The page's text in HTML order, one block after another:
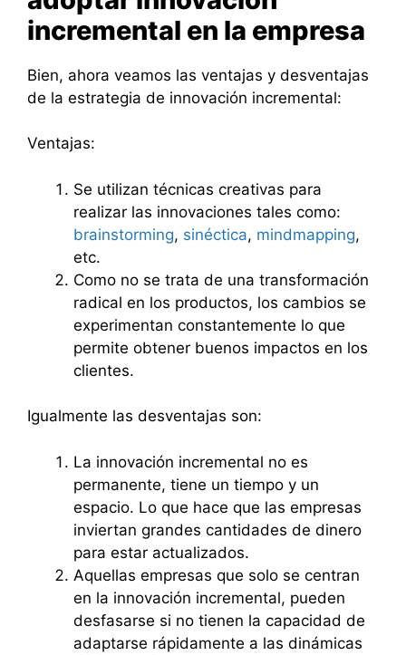
incremental en la empresa
Bien, ahora veamos las ventajas y desventajas
de la estrategia de innovación incremental:
Ventajas:
Se utilizan técnicas creativas para
realizar las innovaciones tales como:
brainstorming, sinéctica, mindmapping,
etc.
Como no se trata de una transformación
radical en los productos, los cambios se
experimentan constantemente lo que
permite obtener buenos impactos en los
clientes.
Igualmente las desventajas son:
La innovación incremental no es
permanente, tiene un tiempo y un
espacio. Lo que hace que las empresas
inviertan grandes cantidades de dinero
para estar actualizados.
Aquellas empresas que solo se centran
en la innovación incremental, pueden
desfasarse si no tienen la capacidad de
adaptarse rápidamente a las dinámicas